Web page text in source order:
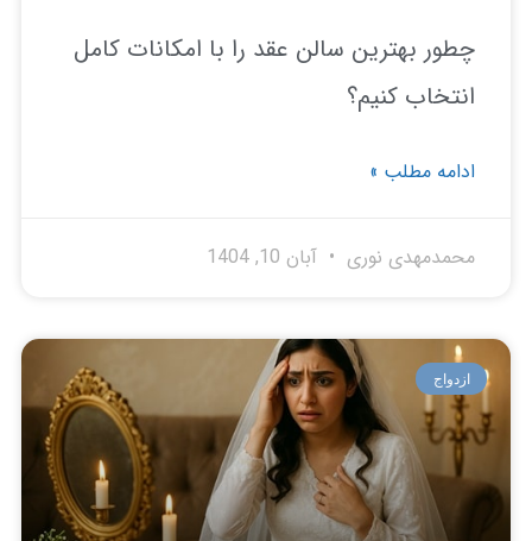
بهترین سالن عقد را با امکانات کامل
کنیم؟
مطلب »
نوری آبان 10, 1404